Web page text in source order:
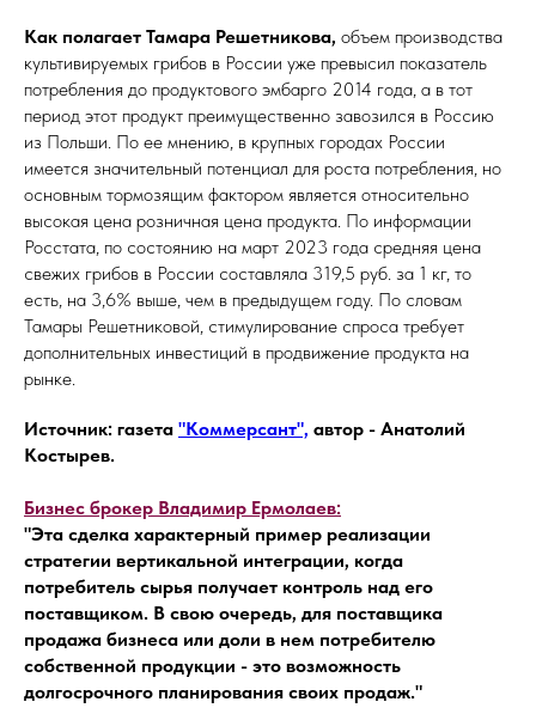
Как полагает Тамара Решетникова, объем производства
культивируемых грибов в России уже превысил показатель
потребления до продуктового эмбарго 2014 года, а в тот
период этот продукт преимущественно завозился в Россию
из Польши. По ее мнению, в крупных городах России
имеется значительный потенциал для роста потребления, но
основным тормозящим фактором является относительно
высокая цена розничная цена продукта. По информации
Росстата, по состоянию на март 2023 года средняя цена
свежих грибов в России составляла 319,5 руб. за 1 кг, то
есть, на 3,6% выше, чем в предыдущем году. По словам
Тамары Решетниковой, стимулирование спроса требует
дополнительных инвестиций в продвижение продукта на
рынке.
Источник: газета "Коммерсант", автор - Анатолий
Костырев.
Бизнес брокер Владимир Ермолаев:
"Эта сделка характерный пример реализации
стратегии вертикальной интеграции, когда
потребитель сырья получает контроль над его
поставщиком. В свою очередь, для поставщика
продажа бизнеса или доли в нем потребителю
собственной продукции - это возможность
долгосрочного планирования своих продаж."